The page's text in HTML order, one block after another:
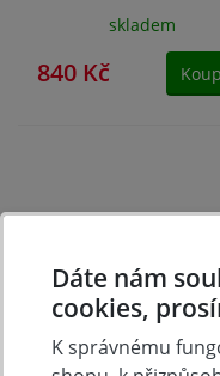
skladem
840 Kč
Dáte nám
cookies,
K správnému